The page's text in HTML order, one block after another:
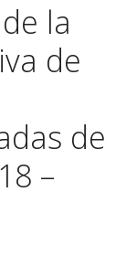
la
de
de
–